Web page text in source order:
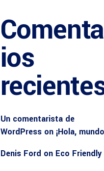
ios
Un comentarista de
WordPresson ¡Hola,
Denis Ford on Eco Friendly